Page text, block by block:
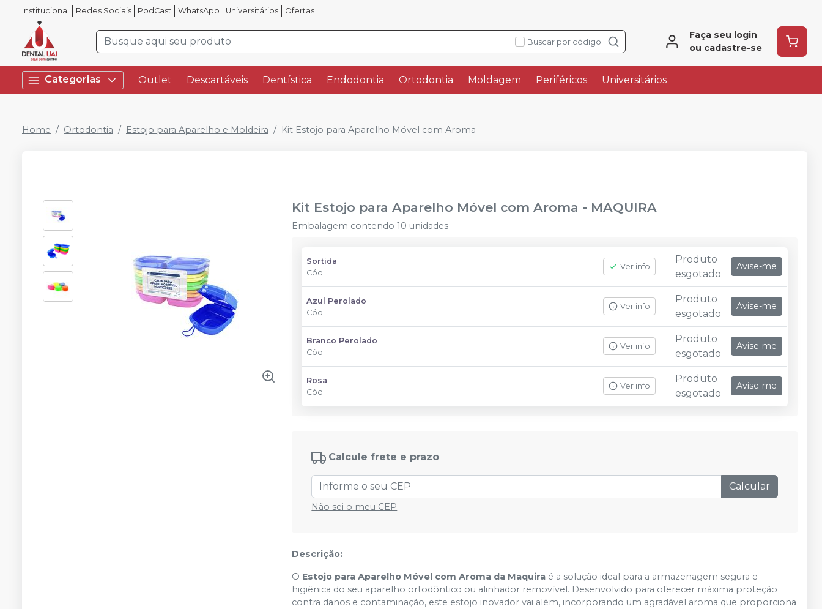
Institucional Redes Sociais PodCast WhatsApp Universitários Ofertas
Buscar por código
Faça seu login
ou cadastre-se
Categorias Outlet Descartáveis Dentística Endodontia Ortodontia Moldagem Periféricos Universitários
Home Ortodontia Estojo para Aparelho e Moldeira Kit Estojo para Aparelho Móvel com Aroma
Kit Estojo para Aparelho Móvel com Aroma - MAQUIRA
Embalagem contendo 10 unidades
Sortida
Cód.
Ver info
Produto
esgotado
Avise-me
Azul Perolado
Cód.
Ver info
Produto
esgotado
Avise-me
Branco Perolado
Cód.
Ver info
Produto
esgotado
Avise-me
Rosa
Cód.
Ver info
Produto
esgotado
Avise-me
Calcule frete e prazo
Calcular
Não sei o meu CEP
Descrição:
O Estojo para Aparelho Móvel com Aroma da Maquira é a solução ideal para a armazenagem segura e
higiênica do seu aparelho ortodôntico ou alinhador removível. Desenvolvido para oferecer máxima proteção
contra danos e contaminação, este estojo inovador vai além, incorporando um agradável aroma que proporciona